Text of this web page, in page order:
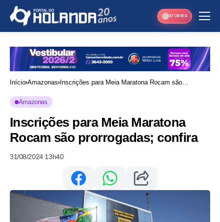
STORIES
Início Amazonas Inscrições para Meia Maratona Rocam são
Amazonas
Inscrições para Meia Maratona
Rocam são prorrogadas; confira
31/08/2024 13h40